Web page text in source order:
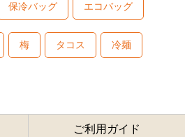
保冷バッグ エコバッグ
梅 タコス 冷麺
ご利用ガイド